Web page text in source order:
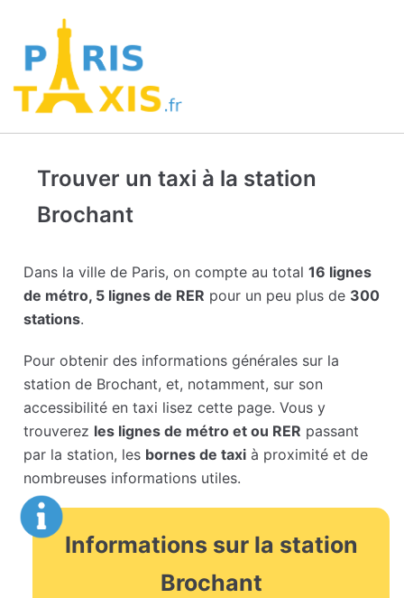
Trouver un taxi à la station
Brochant
Dans la ville de Paris, on compte au total16 lignes
de métro, 5 lignes de RER pour un peu plus de 300
stations.
Pour obtenir des informations générales sur la
station de Brochant, et, notamment, sur son
accessibilité en taxi lisez cette page. Vous y
trouverez les lignes de métro et ou RER passant
par la station, les bornes de taxi à proximité et de
nombreuses informations utiles.
Informations sur la station
Brochant